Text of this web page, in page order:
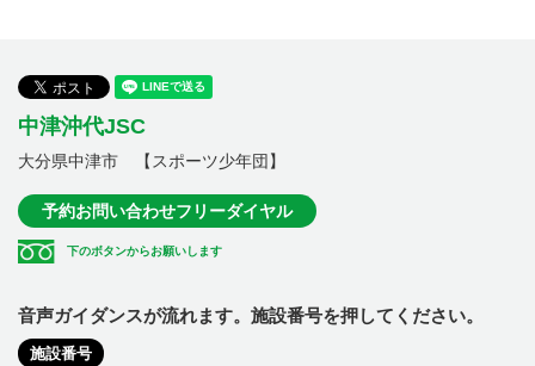
中津沖代JSC
大分県中津市 【スポーツ少年団】
予約お問い合わせフリーダイヤル
下のボタンからお願いします
音声ガイダンスが流れます。施設番号を押してください。
施設番号